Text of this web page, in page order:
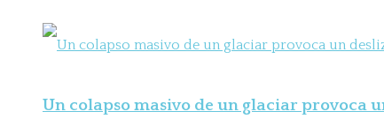
Un colapso masivo de un glaciar provoca